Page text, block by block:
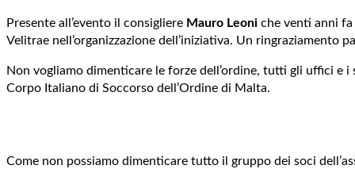
Presente all’evento il consigliere Mauro Leoni che venti anni
Velitrae nell’organizzazione dell’iniziativa. Un ringraziamento
Non vogliamo dimenticare le forze dell’ordine, tutti gli uffici e
Corpo Italiano di Soccorso dell’Ordine di Malta.
Come non possiamo dimenticare tutto il gruppo dei soci